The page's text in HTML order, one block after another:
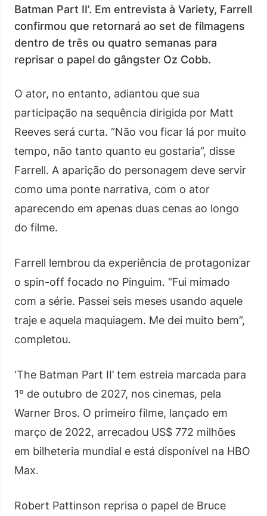
Batman Part II’. Em entrevista à Variety, Farrell
confirmou que retornará ao set de filmagens
dentro de três ou quatro semanas para
reprisar o papel do gângster Oz Cobb.
O ator, no entanto, adiantou que sua
participação na sequência dirigida por Matt
Reeves será curta. “Não vou ficar lá por muito
tempo, não tanto quanto eu gostaria”, disse
Farrell. A aparição do personagem deve servir
como uma ponte narrativa, com o ator
aparecendo em apenas duas cenas ao longo
do filme.
Farrell lembrou da experiência de protagonizar
o spin-off focado no Pinguim. “Fui mimado
com a série. Passei seis meses usando aquele
traje e aquela maquiagem. Me dei muito bem”,
completou.
‘The Batman Part II’ tem estreia marcada para
1º de outubro de 2027, nos cinemas, pela
Warner Bros. O primeiro filme, lançado em
março de 2022, arrecadou US$ 772 milhões
em bilheteria mundial e está disponível na HBO
Max.
Robert Pattinson reprisa o papel de Bruce